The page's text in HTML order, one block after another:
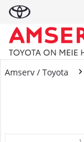
Amserv / Toyota